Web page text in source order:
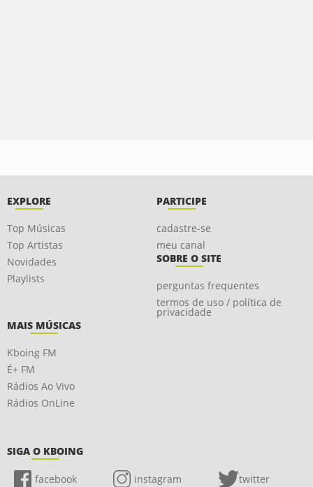
EXPLORE
Top Músicas
Top Artistas
Novidades
Playlists
PARTICIPE
cadastre-se
meu canal
SOBRE O SITE
perguntas frequentes
termos de uso / política de
privacidade
MAIS MÚSICAS
Kboing FM
É+ FM
Rádios Ao Vivo
Rádios OnLine
SIGA O KBOING
facebook instagram twitter